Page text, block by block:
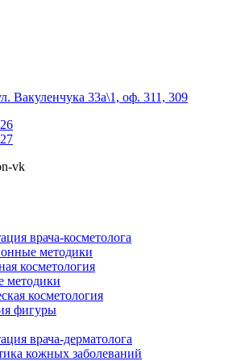
Вакуленчука 33а\1, оф. 311, 309
vk
врача-косметолога
методики
косметология
методики
косметология
фигуры
врача-дерматолога
кожных заболеваний